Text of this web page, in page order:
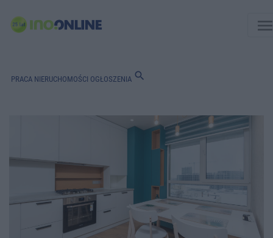
PRACA NIERUCHOMOŚCI OGŁOSZENIA search